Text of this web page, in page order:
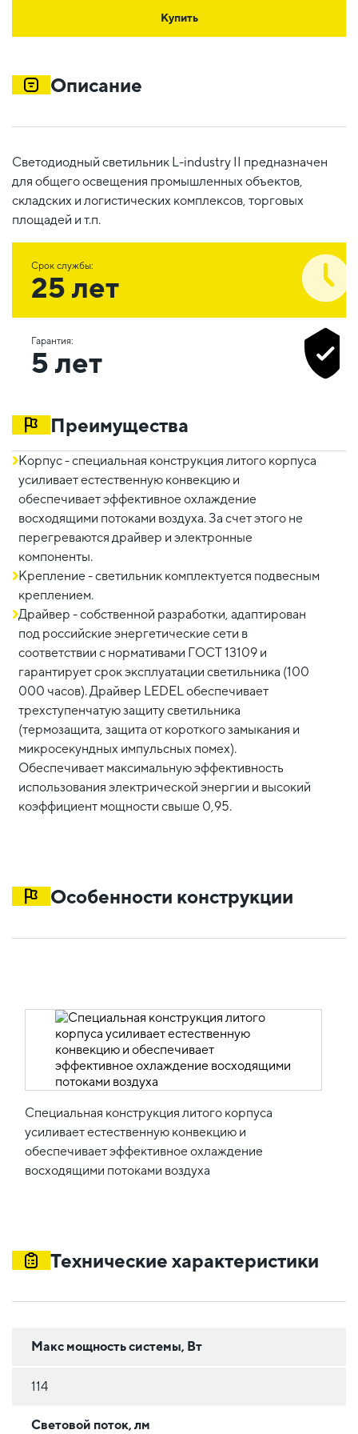
Купить
Описание
Светодиодный светильник L-industry II предназначен
для общего освещения промышленных объектов,
складских и логистических комплексов, торговых
площадей и т.п.
Срок службы:
25 лет
Гарантия:
5 лет
Преимущества
Корпус - специальная конструкция литого корпуса
усиливает естественную конвекцию и
обеспечивает эффективное охлаждение
восходящими потоками воздуха. За счет этого не
перегреваются драйвер и электронные
компоненты.
Крепление - светильник комплектуется подвесным
креплением.
Драйвер - собственной разработки, адаптирован
под российские энергетические сети в
соответствии с нормативами ГОСТ 13109 и
гарантирует срок эксплуатации светильника (100
000 часов). Драйвер LEDEL обеспечивает
трехступенчатую защиту светильника
(термозащита, защита от короткого замыкания и
микросекундных импульсных помех).
Обеспечивает максимальную эффективность
использования электрической энергии и высокий
коэффициент мощности свыше 0,95.
Особенности конструкции
Специальная конструкция литого корпуса
усиливает естественную конвекцию и
обеспечивает эффективное охлаждение
восходящими потоками воздуха
Технические характеристики
Макс мощность системы, Вт
114
Световой поток, лм